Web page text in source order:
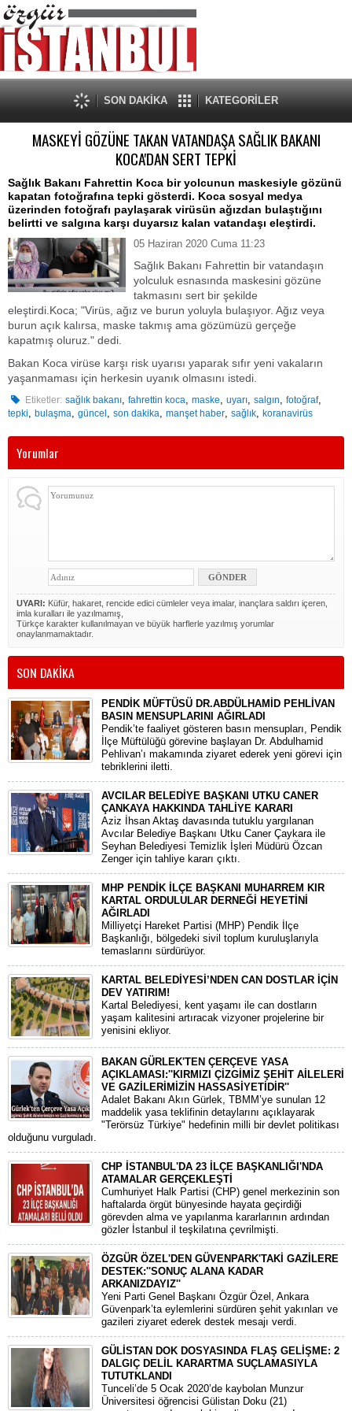
SON DAKİKA KATEGORİLER
MASKEYİ GÖZÜNE TAKAN VATANDAŞA SAĞLIK BAKANI
KOCA'DAN SERT TEPKİ
Sağlık Bakanı Fahrettin Koca bir yolcunun maskesiyle gözünü
kapatan fotoğrafına tepki gösterdi. Koca sosyal medya
üzerinden fotoğrafı paylaşarak virüsün ağızdan bulaştığını
belirtti ve salgına karşı duyarsız kalan vatandaşı eleştirdi.
05 Haziran 2020 Cuma 11:23
Sağlık Bakanı Fahrettin bir vatandaşın
yolculuk esnasında maskesini gözüne
takmasını sert bir şekilde
eleştirdi.Koca; "Virüs, ağız ve burun yoluyla bulaşıyor. Ağız veya
burun açık kalırsa, maske takmış ama gözümüzü gerçeğe
kapatmış oluruz." dedi.
Bakan Koca virüse karşı risk uyarısı yaparak sıfır yeni vakaların
yaşanmaması için herkesin uyanık olmasını istedi.
Etiketler: sağlık bakanı,fahrettin koca,maske,uyarı,salgın,fotoğraf,
tepki, bulaşma, güncel , son dakika, manşet haber, sağlık, koranavirüs
Yorumlar
UYARI: Küfür, hakaret, rencide edici cümleler veya imalar, inançlara saldırı içeren,
imla kuralları ile yazılmamış,
Türkçe karakter kullanılmayan ve büyük harflerle yazılmış yorumlar
onaylanmamaktadır.
SON DAKİKA
PENDİK MÜFTÜSÜ DR.ABDÜLHAMİD PEHLİVAN
BASIN MENSUPLARINI AĞIRLADI
​Pendik’te faaliyet gösteren basın mensupları, Pendik
İlçe Müftülüğü görevine başlayan Dr. Abdulhamid
Pehlivan’ı makamında ziyaret ederek yeni görevi için
tebriklerini iletti.
AVCILAR BELEDİYE BAŞKANI UTKU CANER
ÇANKAYA HAKKINDA TAHLİYE KARARI
​Aziz İhsan Aktaş davasında tutuklu yargılanan
Avcılar Belediye Başkanı Utku Caner Çaykara ile
Seyhan Belediyesi Temizlik İşleri Müdürü Özcan
Zenger için tahliye kararı çıktı.
MHP PENDİK İLÇE BAŞKANI MUHARREM KIR
KARTAL ORDULULAR DERNEĞİ HEYETİNİ
AĞIRLADI
​Milliyetçi Hareket Partisi (MHP) Pendik İlçe
Başkanlığı, bölgedeki sivil toplum kuruluşlarıyla
temaslarını sürdürüyor.
KARTAL BELEDİYESİ’NDEN CAN DOSTLAR İÇİN
DEV YATIRIM!
Kartal Belediyesi, kent yaşamı ile can dostların
yaşam kalitesini artıracak vizyoner projelerine bir
yenisini ekliyor.
BAKAN GÜRLEK'TEN ÇERÇEVE YASA
AÇIKLAMASI:''KIRMIZI ÇİZGİMİZ ŞEHİT AİLELERİ
VE GAZİLERİMİZİN HASSASİYETİDİR''
Adalet Bakanı Akın Gürlek, TBMM’ye sunulan 12
maddelik yasa teklifinin detaylarını açıklayarak
"Terörsüz Türkiye" hedefinin milli bir devlet politikası
olduğunu vurguladı.
CHP İSTANBUL'DA 23 İLÇE BAŞKANLIĞI'NDA
ATAMALAR GERÇEKLEŞTİ
​Cumhuriyet Halk Partisi (CHP) genel merkezinin son
haftalarda örgüt bünyesinde hayata geçirdiği
görevden alma ve yapılanma kararlarının ardından
gözler İstanbul il teşkilatına çevrilmişti.
ÖZGÜR ÖZEL'DEN GÜVENPARK'TAKİ GAZİLERE
DESTEK:''SONUÇ ALANA KADAR
ARKANIZDAYIZ''
​Yeni Parti Genel Başkanı Özgür Özel, Ankara
Güvenpark’ta eylemlerini sürdüren şehit yakınları ve
gazileri ziyaret ederek destek mesajı verdi.
GÜLİSTAN DOK DOSYASINDA FLAŞ GELİŞME: 2
DALGIÇ DELİL KARARTMA SUÇLAMASIYLA
TUTUTKLANDI
​Tunceli’de 5 Ocak 2020’de kaybolan Munzur
Üniversitesi öğrencisi Gülistan Doku (21)